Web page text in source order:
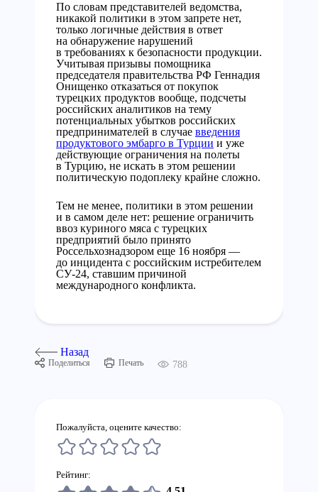
По словам представителей ведомства,
никакой политики в этом запрете нет,
только логичные действия в ответ
на обнаружение нарушений
в требованиях к безопасности продукции.
Учитывая призывы помощника
председателя правительства РФ Геннадия
Онищенко отказаться от покупок
турецких продуктов вообще, подсчеты
российских аналитиков на тему
потенциальных убытков российских
предпринимателей в случае введения
продуктового эмбарго в Турции и уже
действующие ограничения на полеты
в Турцию, не искать в этом решении
политическую подоплеку крайне сложно.
Тем не менее, политики в этом решении
и в самом деле нет: решение ограничить
ввоз куриного мяса с турецких
предприятий было принято
Россельхознадзором еще 16 ноября —
до инцидента с российским истребителем
СУ-24, ставшим причиной
международного конфликта.
Назад
Поделиться Печать 788
Пожалуйста, оцените качество:
Рейтинг: